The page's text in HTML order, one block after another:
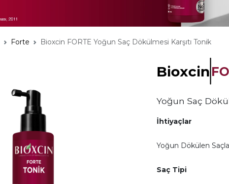
Forte Bioxcin FORTE Yoğun Saç Dökülmesi Karşıtı Tonik
Bioxcin
Yoğun Saç
İhtiyaçlar
Yoğun Dökülen
Saç Tipi